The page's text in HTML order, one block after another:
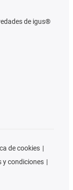
de igus®
de cookies
y condiciones